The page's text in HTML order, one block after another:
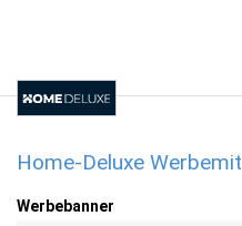
Home-Deluxe
Werbebanner